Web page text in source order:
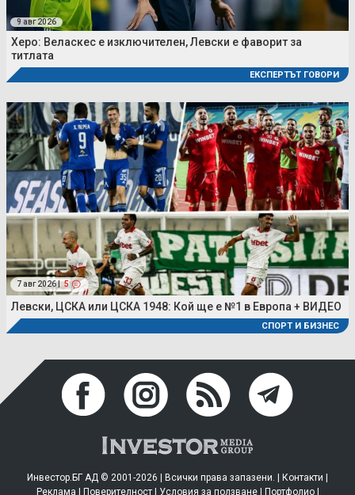
9 авг 2026
Херо: Веласкес е изключителен, Левски е фаворит за
титлата
ЕКСПЕРТЪТ ГОВОРИ
7 авг 2026 | 5
Левски, ЦСКА или ЦСКА 1948: Кой ще е №1 в Европа + ВИДЕО
СПОРТ И БИЗНЕС
Инвестор.БГ АД © 2001-2026 | Всички права запазени. | Контакти
Реклама
Поверителност| Условия за ползване| Портфолио|